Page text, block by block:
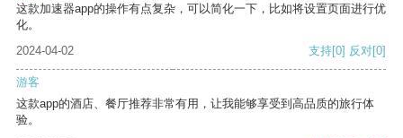
这款加速器app的操作有点复杂，可以简化一下，比如将设置页面进行优
化。
2024-04-02
支持[0] 反对[0]
游客
这款app的酒店、餐厅推荐非常有用，让我能够享受到高品质的旅行体
验。